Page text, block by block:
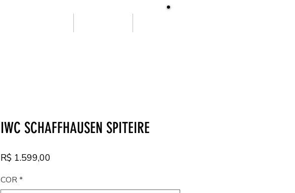
IWC SCHAFFHAUSEN SPITEIRE
R$ 1.599,00
COR*